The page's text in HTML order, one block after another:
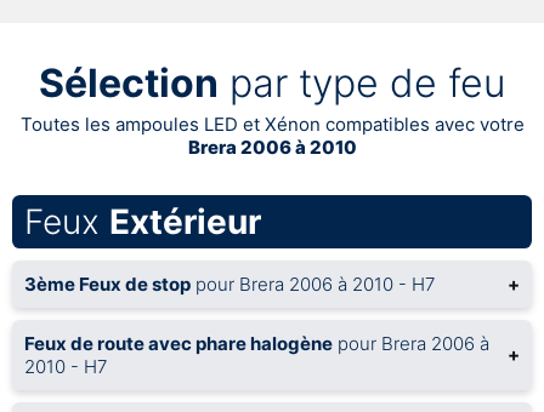
Sélection par type de feu
Toutes les ampoules LED et Xénon compatibles avec votre
Brera 2006 à 2010
Feux Extérieur
3ème Feux de stop pour Brera 2006 à 2010 - H7 +
Feux de route avec phare halogène pour Brera 2006 à
2010 - H7
+